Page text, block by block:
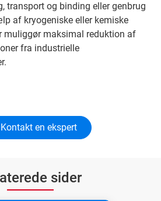
transport og binding eller genbrug
af kryogeniske eller kemiske
muliggør maksimal reduktion af
fra industrielle
Kontakt en ekspert
sider